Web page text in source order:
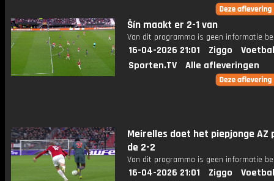
Šín maakt er 2-1 van
Van dit programma is geen informatie
16-04-2026 21:01 Ziggo
Sporten.TV
Alle afleveringen
Meirelles doet het piepjonge AZ
de 2-2
Van dit programma is geen informatie
16-04-2026 21:01 Ziggo